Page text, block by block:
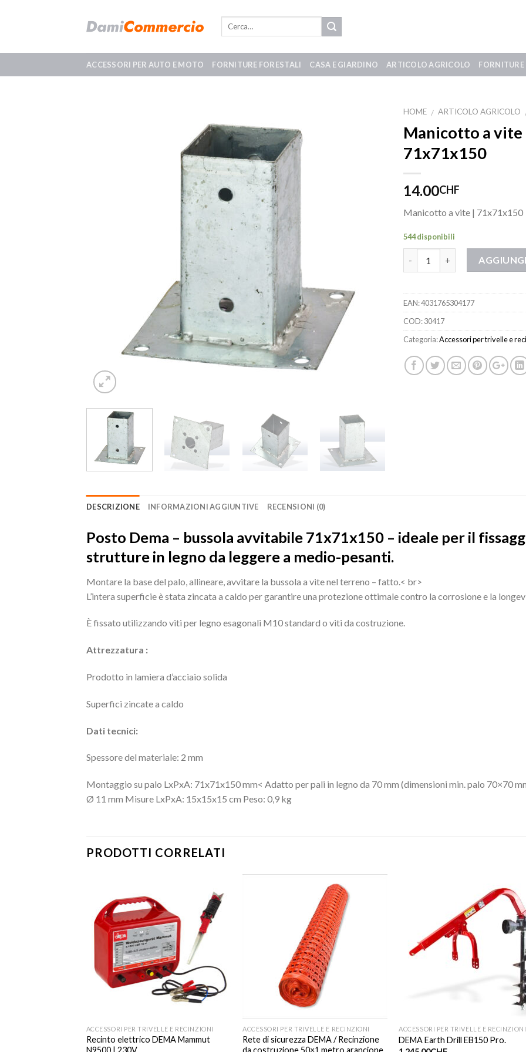
ACCESSORI PER AUTO E MOTO FORNITURE FORESTALI CASA E GIARDINO ARTICOLO AGRICOLO FORNITURE
HOME / ARTICOLO AGRICOLO
Manicotto a
71x71x150
14.00CHF
Manicotto a vite | 71x71x150
544 disponibili
EAN:4031765304177
COD:30417
Categoria:Accessori per trivelle e
DESCRIZIONE INFORMAZIONI AGGIUNTIVE RECENSIONI (0)
Posto Dema – bussola avvitabile 71x71x150 – ideale per il
strutture in legno da leggere a medio-pesanti.
Montare la base del palo, allineare, avvitare la bussola a vite nel terreno – fatto.< br>
L’intera superficie è stata zincata a caldo per garantire una protezione ottimale contro la corrosione e la
È fissato utilizzando viti per legno esagonali M10 standard o viti da costruzione.
Attrezzatura :
Prodotto in lamiera d’acciaio solida
Superfici zincate a caldo
Dati tecnici:
Spessore del materiale: 2 mm
Montaggio su palo LxPxA: 71x71x150 mm< Adatto per pali in legno da 70 mm (dimensioni min. palo 70×70
Ø 11 mm Misure LxPxA: 15x15x15 cm Peso: 0,9 kg
PRODOTTI CORRELATI
ACCESSORI PER TRIVELLE E RECINZIONI
Recinto elettrico DEMA Mammut
N9500 | 230V
ACCESSORI PER TRIVELLE E RECINZIONI
Rete di sicurezza DEMA / Recinzione
da costruzione 50×1 metro arancione
ACCESSORI PER TRIVELLE E RECINZIONI
DEMA Earth Drill EB150 Pro.